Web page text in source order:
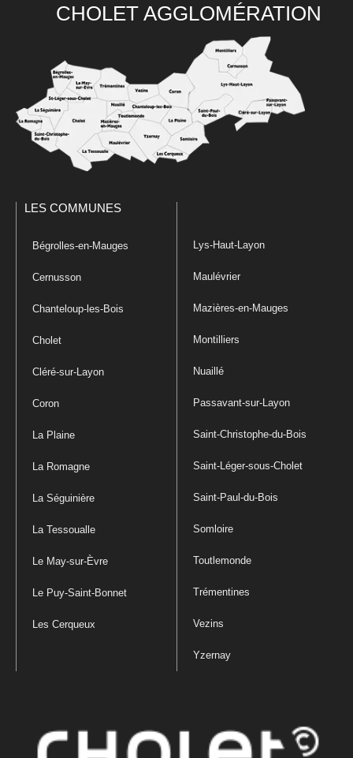
CHOLET AGGLOMÉRATION
LES COMMUNES
Bégrolles-en-Mauges
Cernusson
Chanteloup-les-Bois
Cholet
Cléré-sur-Layon
Coron
La Plaine
La Romagne
La Séguinière
La Tessoualle
Le May-sur-Èvre
Le Puy-Saint-Bonnet
Les Cerqueux
Lys-Haut-Layon
Maulévrier
Mazières-en-Mauges
Montilliers
Nuaillé
Passavant-sur-Layon
Saint-Christophe-du-Bois
Saint-Léger-sous-Cholet
Saint-Paul-du-Bois
Somloire
Toutlemonde
Trémentines
Vezins
Yzernay